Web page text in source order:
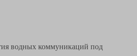
водных коммуникаций под